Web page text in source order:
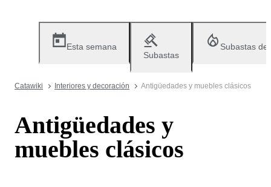
Esta semana
Subastas
Subastas
Catawiki Interiores y decoración Antigüedades y muebles clásicos
Antigüedades y
muebles clásicos